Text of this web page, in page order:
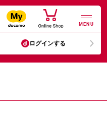
MENU
ログインする